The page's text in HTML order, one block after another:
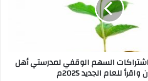
السهم الوقفي لمدرستي أهل
واقرأ للعام الجديد 2025م